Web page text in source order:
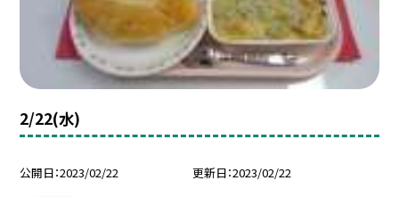
2/22(水)
公開日 2023/02/22 更新日 2023/02/22